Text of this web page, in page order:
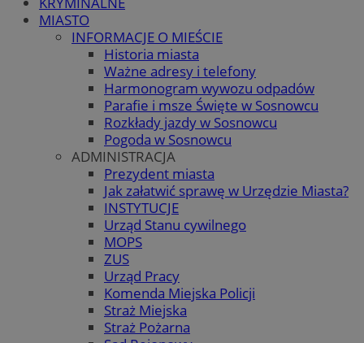
MIASTO
INFORMACJE O MIEŚCIE
Historia miasta
Ważne adresy i telefony
Harmonogram wywozu odpadów
Parafie i msze Święte w Sosnowcu
Rozkłady jazdy w Sosnowcu
Pogoda w Sosnowcu
ADMINISTRACJA
Prezydent miasta
Jak załatwić sprawę w Urzędzie Miasta?
INSTYTUCJE
Urząd Stanu cywilnego
MOPS
ZUS
Urząd Pracy
Komenda Miejska Policji
Straż Miejska
Straż Pożarna